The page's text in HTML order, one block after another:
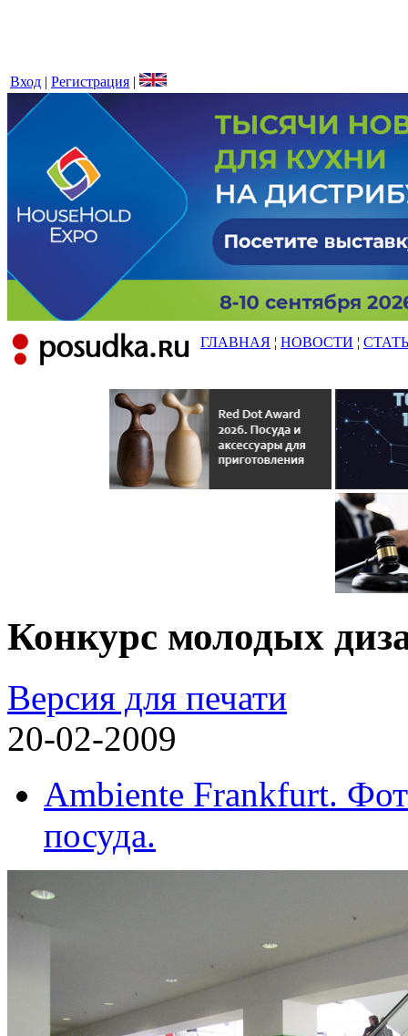
Вход | Регистрация |
ГЛАВНАЯ ¦ НОВОСТИ ¦
Конкурс молодых
Версия для печати
20-02-2009
Ambiente Frankfurt.
посуда.